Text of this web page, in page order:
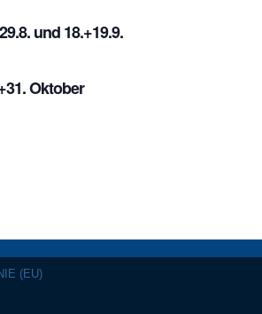
und 18.+19.9.
Oktober
(EU)